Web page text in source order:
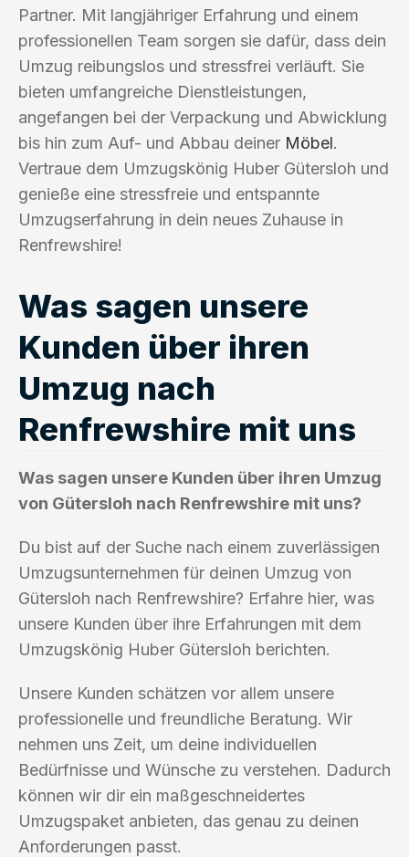
Partner. Mit langjähriger Erfahrung und einem
professionellen Team sorgen sie dafür, dass dein
Umzug reibungslos und stressfrei verläuft. Sie
bieten umfangreiche Dienstleistungen,
angefangen bei der Verpackung und Abwicklung
bis hin zum Auf- und Abbau deiner Möbel.
Vertraue dem Umzugskönig Huber Gütersloh und
genieße eine stressfreie und entspannte
Umzugserfahrung in dein neues Zuhause in
Renfrewshire!
Was sagen unsere
Kunden über ihren
Umzug nach
Renfrewshire mit uns
Was sagen unsere Kunden über ihren Umzug
von Gütersloh nach Renfrewshire mit uns?
Du bist auf der Suche nach einem zuverlässigen
Umzugsunternehmen für deinen Umzug von
Gütersloh nach Renfrewshire? Erfahre hier, was
unsere Kunden über ihre Erfahrungen mit dem
Umzugskönig Huber Gütersloh berichten.
Unsere Kunden schätzen vor allem unsere
professionelle und freundliche Beratung. Wir
nehmen uns Zeit, um deine individuellen
Bedürfnisse und Wünsche zu verstehen. Dadurch
können wir dir ein maßgeschneidertes
Umzugspaket anbieten, das genau zu deinen
Anforderungen passt.